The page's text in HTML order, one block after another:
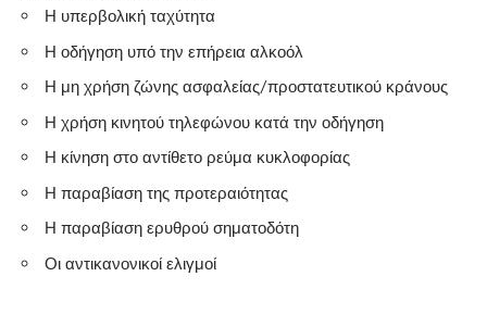
Η υπερβολική ταχύτητα
Η οδήγηση υπό την επήρεια αλκοόλ
Η μη χρήση ζώνης ασφαλείας/προστατευτικού κράνους
Η χρήση κινητού τηλεφώνου κατά την οδήγηση
Η κίνηση στο αντίθετο ρεύμα κυκλοφορίας
Η παραβίαση της προτεραιότητας
Η παραβίαση ερυθρού σηματοδότη
Οι αντικανονικοί ελιγμοί